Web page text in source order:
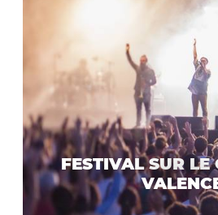
FESTIVAL SUR LE